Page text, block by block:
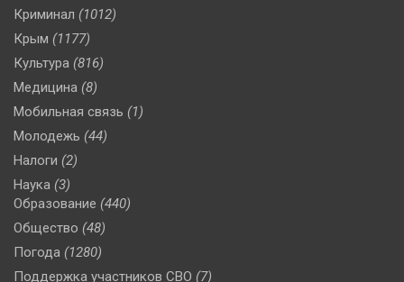
Криминал (1012)
Крым (1177)
Культура (816)
Медицина (8)
Мобильная связь (1)
Молодежь (44)
Налоги (2)
Наука (3)
Образование (440)
Общество (48)
Погода (1280)
Поддержка участников СВО (7)